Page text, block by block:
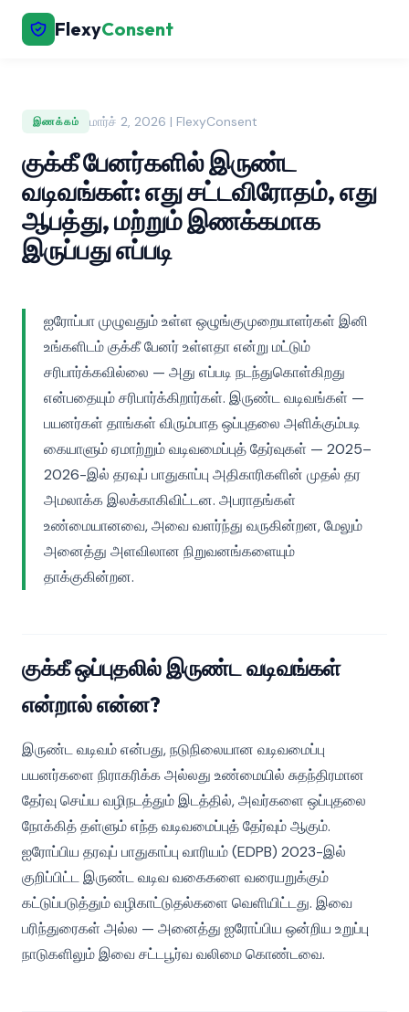
FlexyConsent
இணக்கம் மார்ச் 2, 2026 | FlexyConsent
குக்கீ பேனர்களில் இருண்ட
வடிவங்கள்: எது சட்டவிரோதம், எது
ஆபத்து, மற்றும் இணக்கமாக
இருப்பது எப்படி
ஐரோப்பா முழுவதும் உள்ள ஒழுங்குமுறையாளர்கள் இனி
உங்களிடம் குக்கீ பேனர் உள்ளதா என்று மட்டும்
சரிபார்க்கவில்லை — அது எப்படி நடந்துகொள்கிறது
என்பதையும் சரிபார்க்கிறார்கள். இருண்ட வடிவங்கள் —
பயனர்கள் தாங்கள் விரும்பாத ஒப்புதலை அளிக்கும்படி
கையாளும் ஏமாற்றும் வடிவமைப்புத் தேர்வுகள் — 2025–
2026-இல் தரவுப் பாதுகாப்பு அதிகாரிகளின் முதல் தர
அமலாக்க இலக்காகிவிட்டன. அபராதங்கள்
உண்மையானவை, அவை வளர்ந்து வருகின்றன, மேலும்
அனைத்து அளவிலான நிறுவனங்களையும்
தாக்குகின்றன.
குக்கீ ஒப்புதலில் இருண்ட வடிவங்கள்
என்றால் என்ன?
இருண்ட வடிவம் என்பது, நடுநிலையான வடிவமைப்பு
பயனர்களை நிராகரிக்க அல்லது உண்மையில் சுதந்திரமான
தேர்வு செய்ய வழிநடத்தும் இடத்தில், அவர்களை ஒப்புதலை
நோக்கித் தள்ளும் எந்த வடிவமைப்புத் தேர்வும் ஆகும்.
ஐரோப்பிய தரவுப் பாதுகாப்பு வாரியம் (EDPB) 2023-இல்
குறிப்பிட்ட இருண்ட வடிவ வகைகளை வரையறுக்கும்
கட்டுப்படுத்தும் வழிகாட்டுதல்களை வெளியிட்டது. இவை
பரிந்துரைகள் அல்ல — அனைத்து ஐரோப்பிய ஒன்றிய உறுப்பு
நாடுகளிலும் இவை சட்டபூர்வ வலிமை கொண்டவை.